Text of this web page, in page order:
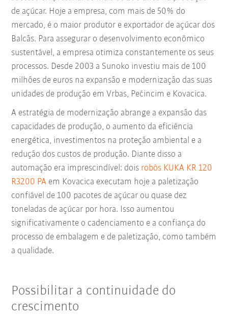
de açúcar. Hoje a empresa, com mais de 50% do
mercado, é o maior produtor e exportador de açúcar dos
Balcãs. Para assegurar o desenvolvimento econômico
sustentável, a empresa otimiza constantemente os seus
processos. Desde 2003 a Sunoko investiu mais de 100
milhões de euros na expansão e modernização das suas
unidades de produção em Vrbas, Pećincim e Kovacica.
A estratégia de modernização abrange a expansão das
capacidades de produção, o aumento da eficiência
energética, investimentos na proteção ambiental e a
redução dos custos de produção. Diante disso a
automação era imprescindível: dois robôs KUKA KR 120
R3200 PA em Kovacica executam hoje a paletização
confiável de 100 pacotes de açúcar ou quase dez
toneladas de açúcar por hora. Isso aumentou
significativamente o cadenciamento e a confiança do
processo de embalagem e de paletização, como também
a qualidade.
Possibilitar a continuidade do
crescimento